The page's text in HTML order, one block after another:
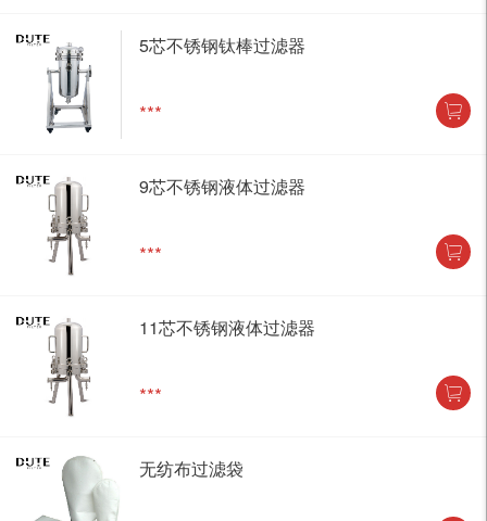
5芯不锈钢钛棒过滤器
***
9芯不锈钢液体过滤器
***
11芯不锈钢液体过滤器
***
无纺布过滤袋